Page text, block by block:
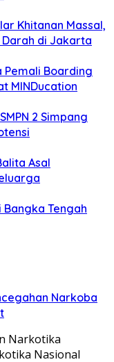
Khitanan Massal,
Darah di Jakarta
Pemali Boarding
MINDucation
2 Simpang
Asal
Bangka Tengah
Narkoba
Narkotika
Nasional